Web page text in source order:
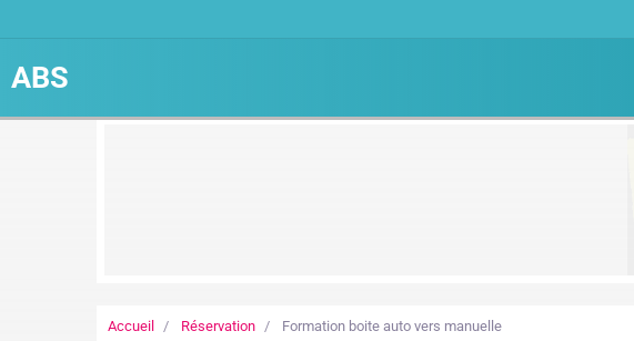
ABS
Accueil Réservation Formation boite auto vers manuelle